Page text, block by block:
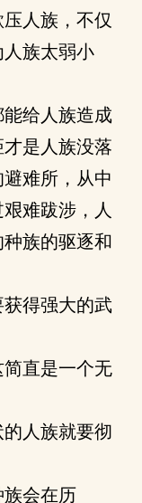
人族，不仅
族太弱小
给人族造成
是人族没落
难所，从中
难跋涉，人
族的驱逐和
得强大的武
直是一个无
人族就要彻
会在历